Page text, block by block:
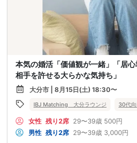
本気の婚活「価値観が一緒」「居
相手を許せる大らかな気持ち」
大分市 | 8月15日(土) 18:30〜
IBJ Matching 大分ラウンジ 30代
女性 残り2席 29〜39歳 500円
男性 残り2席 29〜39歳 3,000円